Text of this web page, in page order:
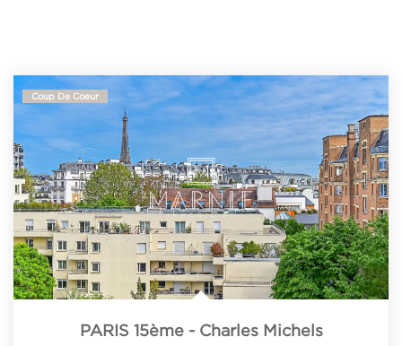
Coup De Coeur
PARIS 15ème - Charles Michels